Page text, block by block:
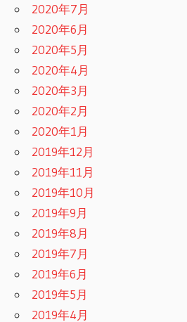
2020年7月
2020年6月
2020年5月
2020年4月
2020年3月
2020年2月
2020年1月
2019年12月
2019年11月
2019年10月
2019年9月
2019年8月
2019年7月
2019年6月
2019年5月
2019年4月